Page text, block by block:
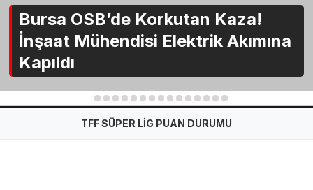
Bursa OSB’de Korkutan Kaza!
İnşaat Mühendisi Elektrik Akımına
Kapıldı
2 3 4 5 6 7 8 9 10 11 12 13 14 15
TFF SÜPER LİG PUAN DURUMU